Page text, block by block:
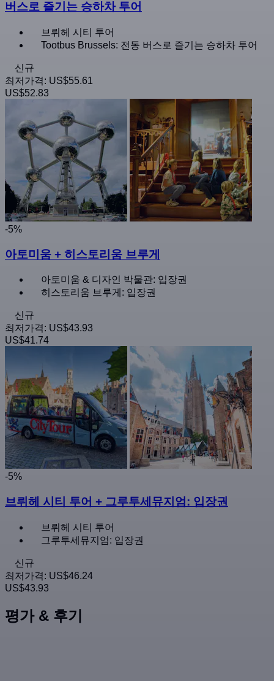
버스로 즐기는 승하차 투어
브뤼헤 시티 투어
Tootbus Brussels: 전동 버스로 즐기는 승하차 투어
신규
최저가격: US$55.61
US$52.83
-5%
아토미움 + 히스토리움 브루게
아토미움 & 디자인 박물관: 입장권
히스토리움 브루게: 입장권
신규
최저가격: US$43.93
US$41.74
-5%
브뤼헤 시티 투어 + 그루투세뮤지엄: 입장권
브뤼헤 시티 투어
그루투세뮤지엄: 입장권
신규
최저가격: US$46.24
US$43.93
평가 & 후기